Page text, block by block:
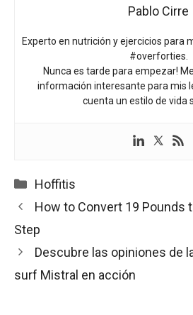
Pablo Cirre
Experto en nutrición y ejercicios para
#overforties.
Nunca es tarde para empezar!
información interesante para mis
cuenta un estilo de vida
Categorías
Hoffitis
How to Convert 19 Pounds
Step
Descubre las opiniones de
surf Mistral en acción